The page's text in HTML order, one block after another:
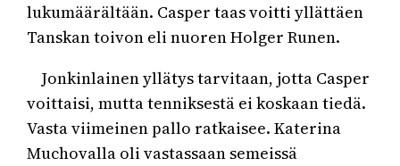
lukumäärältään. Casper taas voitti yllättäen
Tanskan toivon eli nuoren Holger Runen.
Jonkinlainen yllätys tarvitaan, jotta Casper
voittaisi, mutta tenniksestä ei koskaan tiedä.
Vasta viimeinen pallo ratkaisee. Katerina
Muchovalla oli vastassaan semeissä